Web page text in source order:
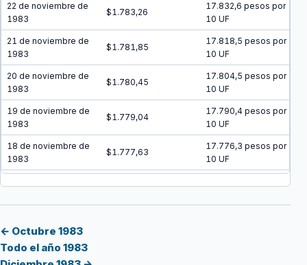
22 de noviembre de
1983
$1.783,26
17.832,6 pesos por
10 UF
21 de noviembre de
1983
$1.781,85
17.818,5 pesos por
10 UF
20 de noviembre de
1983
$1.780,45
17.804,5 pesos por
10 UF
19 de noviembre de
1983
$1.779,04
17.790,4 pesos por
10 UF
18 de noviembre de
1983
$1.777,63
17.776,3 pesos por
10 UF
$1.776,23
1983
15 de noviembre de
← Octubre 1983
Todo el año 1983